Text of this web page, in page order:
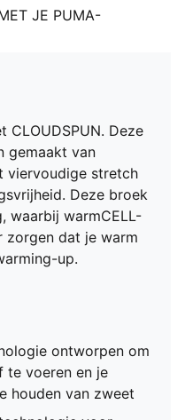
JE PUMA-
Deze
gemaakt van
viervoudige stretch
Deze broek
waarbij warmCELL-
zorgen dat je warm
up.
ontworpen om
te voeren en je
houden van zweet